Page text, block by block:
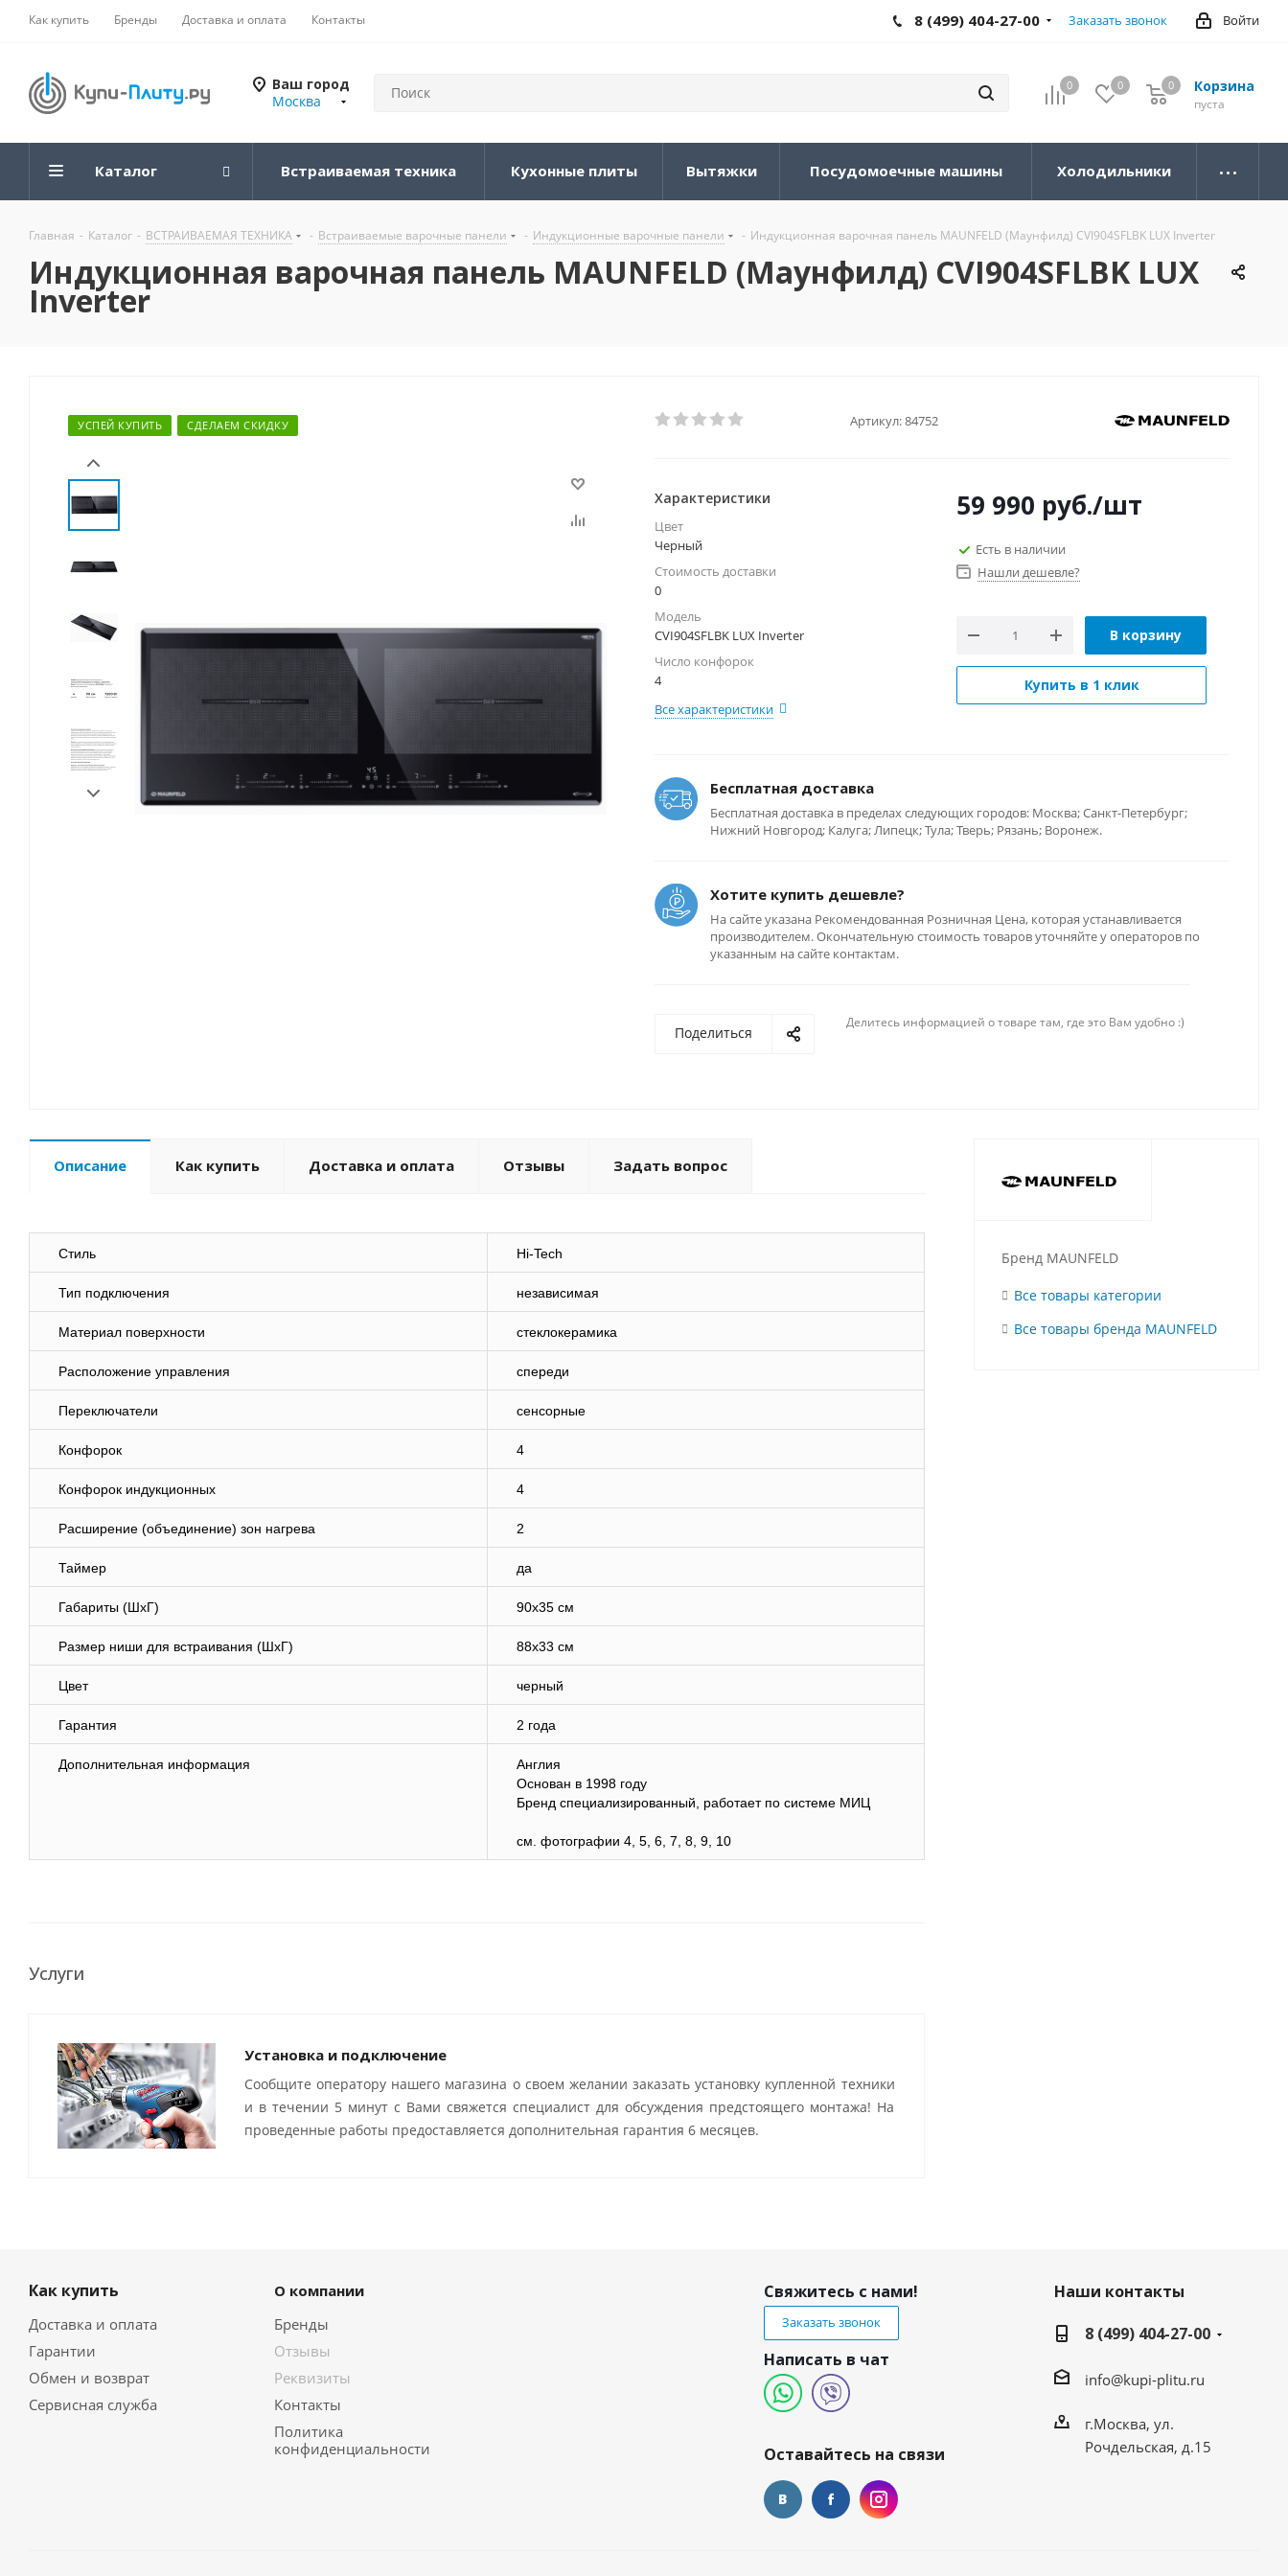
Как купить Бренды Доставка и оплата Контакты Войти
8 (499) 404-27-00 Заказать звонок
Ваш город
Москва
0 0 Корзина
0
пуста
0
Каталог Встраиваемая техника Кухонные плиты Вытяжки Посудомоечные машины Холодильники
Главная - Каталог - ВСТРАИВАЕМАЯ ТЕХНИКА - Встраиваемые варочные панели - Индукционные варочные панели - Индукционная варочная панель MAUNFELD (Маунфилд) CVI904SFLBK LUX Inverter
Индукционная варочная панель MAUNFELD (Маунфилд) CVI904SFLBK LUX
Inverter
УСПЕЙ КУПИТЬ СДЕЛАЕМ СКИДКУ Артикул:84752
Характеристики
Цвет
Черный
Стоимость доставки
0
Модель
CVI904SFLBK LUX Inverter
Число конфорок
4
Все характеристики
59 990 руб./шт
Есть в наличии
Нашли дешевле?
В корзину
Купить в 1 клик
Бесплатная доставка
Бесплатная доставка в пределах следующих городов: Москва; Санкт-Петербург;
Нижний Новгород; Калуга; Липецк; Тула; Тверь; Рязань; Воронеж.
Хотите купить дешевле?
На сайте указана Рекомендованная Розничная Цена, которая устанавливается
производителем. Окончательную стоимость товаров уточняйте у операторов по
указанным на сайте контактам.
Поделиться
Делитесь информацией о товаре там, где это Вам удобно :)
Описание Как купить Доставка и оплата Отзывы Задать вопрос
Стиль Hi-Tech
Тип подключения независимая
Материал поверхности стеклокерамика
Расположение управления спереди
Переключатели сенсорные
Конфорок 4
Конфорок индукционных 4
Расширение (объединение) зон нагрева 2
Таймер да
Габариты (ШхГ) 90х35 см
Размер ниши для встраивания (ШхГ) 88х33 см
Цвет черный
Гарантия 2 года
Дополнительная информация
Англия
Основан в 1998 году
Бренд специализированный, работает по системе МИЦ
cм. фотографии 4, 5, 6, 7, 8, 9, 10
Услуги
Установка и подключение
Сообщите оператору нашего магазина о своем желании заказать установку купленной техники
и в течении 5 минут с Вами свяжется специалист для обсуждения предстоящего монтажа! На
проведенные работы предоставляется дополнительная гарантия 6 месяцев.
Бренд MAUNFELD
Все товары категории
Все товары бренда MAUNFELD
Как купить
Доставка и оплата
Гарантии
Обмен и возврат
Сервисная служба
О компании
Бренды
Отзывы
Реквизиты
Контакты
Политика
конфиденциальности
Свяжитесь с нами!
Заказать звонок
Написать в чат
Оставайтесь на связи
Наши контакты
8 (499) 404-27-00
info@kupi-plitu.ru
г.Москва, ул.
Рочдельская, д.15